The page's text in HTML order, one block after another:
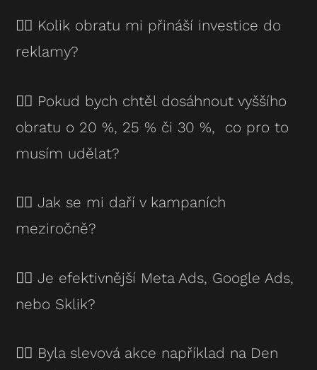
👉🏻 Kolik obratu mi přináší investice do
reklamy?
👉🏻 Pokud bych chtěl dosáhnout vyššího
obratu o 20 %, 25 % či 30 %, co pro to
musím udělat?
👉🏻 Jak se mi daří v kampaních
meziročně?
👉🏻 Je efektivnější Meta Ads, Google Ads,
nebo Sklik?
👉🏻 Byla slevová akce například na Den